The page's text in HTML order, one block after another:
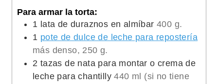
Para armar la torta:
1 lata de duraznos en almíbar 400 g.
1 pote de dulce de leche para repostería
más denso, 250 g.
2 tazas de nata para montar o crema de
leche para chantilly 440 ml (si no tiene